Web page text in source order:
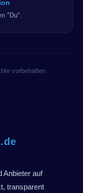
"Du".
vorbehalten.
Anbieter auf
transparent